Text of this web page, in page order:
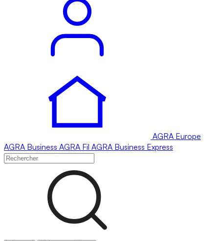
AGRA Europe
AGRA Business AGRA Fil AGRA Business Express